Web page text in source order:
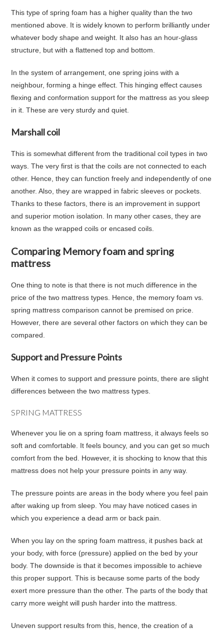
This type of spring foam has a higher quality than the two
mentioned above. It is widely known to perform brilliantly under
whatever body shape and weight. It also has an hour-glass
structure, but with a flattened top and bottom.
In the system of arrangement, one spring joins with a
neighbour, forming a hinge effect. This hinging effect causes
flexing and conformation support for the mattress as you sleep
in it. These are very sturdy and quiet.
Marshall coil
This is somewhat different from the traditional coil types in two
ways. The very first is that the coils are not connected to each
other. Hence, they can function freely and independently of one
another. Also, they are wrapped in fabric sleeves or pockets.
Thanks to these factors, there is an improvement in support
and superior motion isolation. In many other cases, they are
known as the wrapped coils or encased coils.
Comparing Memory foam and spring
mattress
One thing to note is that there is not much difference in the
price of the two mattress types. Hence, the memory foam vs.
spring mattress comparison cannot be premised on price.
However, there are several other factors on which they can be
compared.
Support and Pressure Points
When it comes to support and pressure points, there are slight
differences between the two mattress types.
SPRING MATTRESS
Whenever you lie on a spring foam mattress, it always feels so
soft and comfortable. It feels bouncy, and you can get so much
comfort from the bed. However, it is shocking to know that this
mattress does not help your pressure points in any way.
The pressure points are areas in the body where you feel pain
after waking up from sleep. You may have noticed cases in
which you experience a dead arm or back pain.
When you lay on the spring foam mattress, it pushes back at
your body, with force (pressure) applied on the bed by your
body. The downside is that it becomes impossible to achieve
this proper support. This is because some parts of the body
exert more pressure than the other. The parts of the body that
carry more weight will push harder into the mattress.
Uneven support results from this, hence, the creation of a